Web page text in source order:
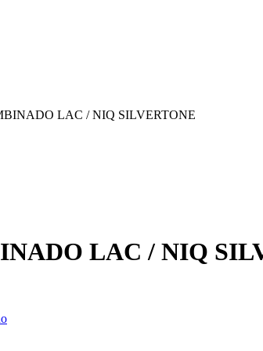
LAC / NIQ SILVERTONE
LAC / NIQ